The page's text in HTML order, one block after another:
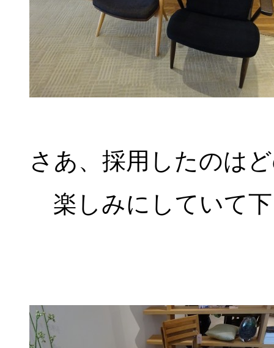
さあ、採用したのは
楽しみにしていて